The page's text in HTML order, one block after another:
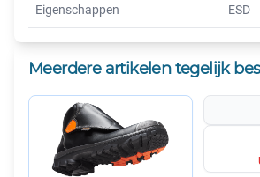
Eigenschappen ESD
Meerdere artikelen tegelijk